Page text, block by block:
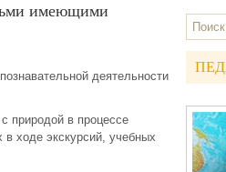
имеющими
деятельности
природой в процессе
ходе экскурсий, учебных